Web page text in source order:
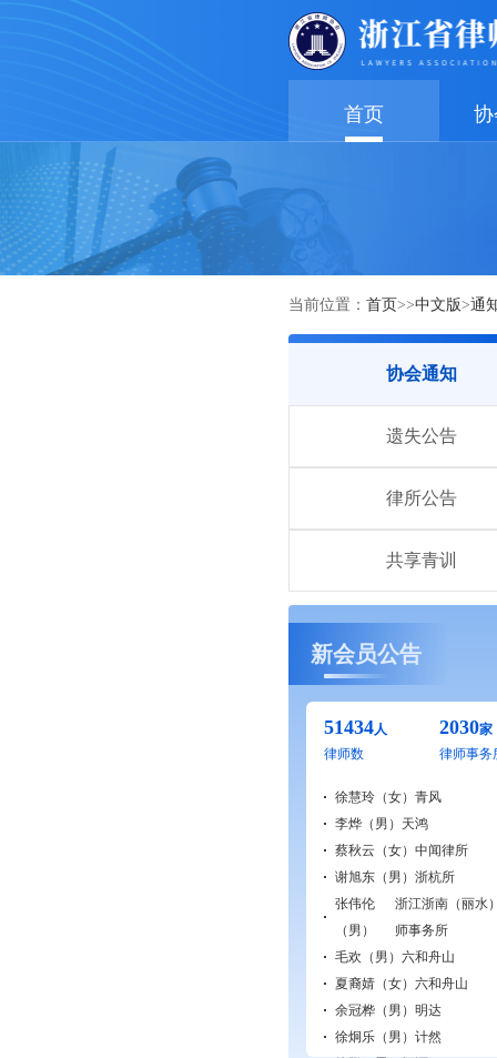
首页
当前位置： 首页>>中文版>通
协会通知
遗失公告
律所公告
共享青训
新会员公告
51434人
律师数
2030家
律师事务
徐慧玲（女） 青风
李烨（男） 天鸿
蔡秋云（女） 中闻律所
谢旭东（男） 浙杭所
张伟伦
（男）
浙江浙南（丽水
师事务所
毛欢（男） 六和舟山
夏裔婧（女） 六和舟山
余冠桦（男） 明达
徐炯乐（男） 计然